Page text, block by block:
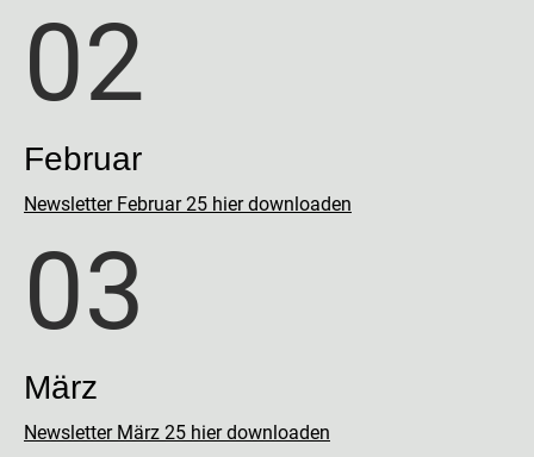
02
Februar
Newsletter Februar 25 hier downloaden
03
März
Newsletter März 25 hier downloaden